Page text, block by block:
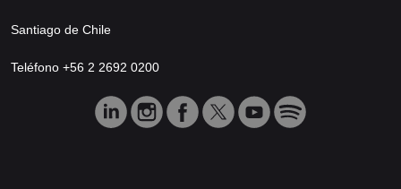
Santiago de Chile
Teléfono +56 2 2692 0200